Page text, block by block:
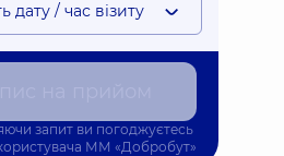
дату / час візиту
запит ви погоджуєтесь
ММ «Добробут»